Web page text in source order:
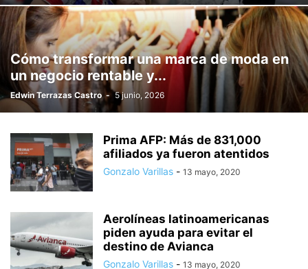
Cómo transformar una marca de moda en
un negocio rentable y...
Edwin Terrazas Castro - 5 junio, 2026
Prima AFP: Más de 831,000
afiliados ya fueron atentidos
Gonzalo Varillas - 13 mayo, 2020
Aerolíneas latinoamericanas
piden ayuda para evitar el
destino de Avianca
Gonzalo Varillas - 13 mayo, 2020